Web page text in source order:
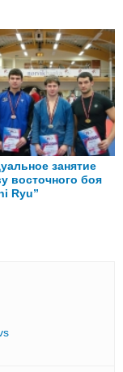
занятие
восточного боя
Ryu”